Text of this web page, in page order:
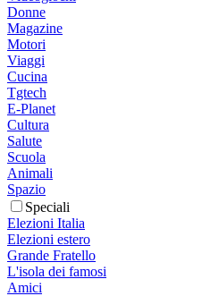
Donne
Magazine
Motori
Viaggi
Cucina
Tgtech
E-Planet
Cultura
Salute
Scuola
Animali
Spazio
Speciali
Elezioni Italia
Elezioni estero
Grande Fratello
L'isola dei famosi
Amici